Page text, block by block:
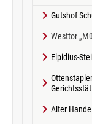
Gutshof
Westtor
Elpidius-
Alter